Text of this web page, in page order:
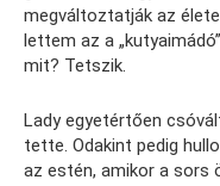
megváltoztatják az
lettem az a
mit? Tetszik.
Lady egyetértően
tette. Odakint pedig
az estén, amikor a sors